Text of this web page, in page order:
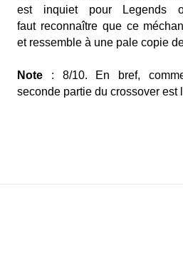
est inquiet pour Legends
faut reconnaître que ce
et ressemble à une pale copie
Note : 8/10. En bref,
seconde partie du crossover est